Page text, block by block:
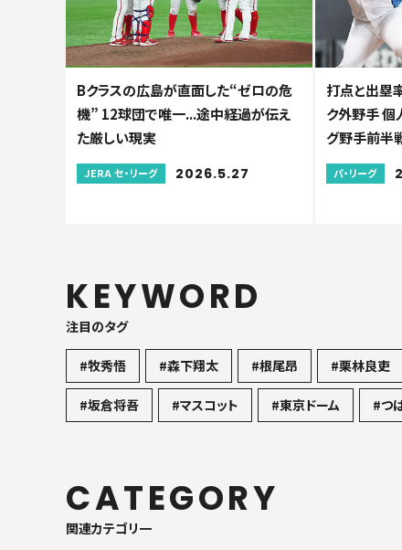
Bクラスの広島が直面した“ゼロの危
機” 12球団で唯一...途中経過が伝え
た厳しい現実
JERA セ・リーグ 2026.5.27
打点と出塁
ク外野手 個
グ野手前半
パ・リーグ
KEYWORD
注目のタグ
#牧秀悟 #森下翔太 #根尾昂 #栗林良吏
#坂倉将吾 #マスコット #東京ドーム #つ
CATEGORY
関連カテゴリ一